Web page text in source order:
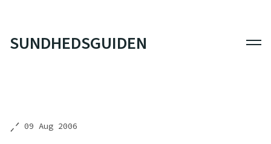
SUNDHEDSGUIDEN
09 Aug 2006